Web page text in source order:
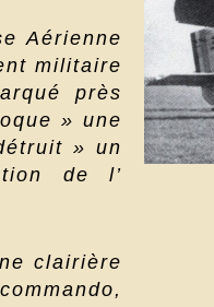
Aérienne
militaire
près
» une
» un
de l’
clairière